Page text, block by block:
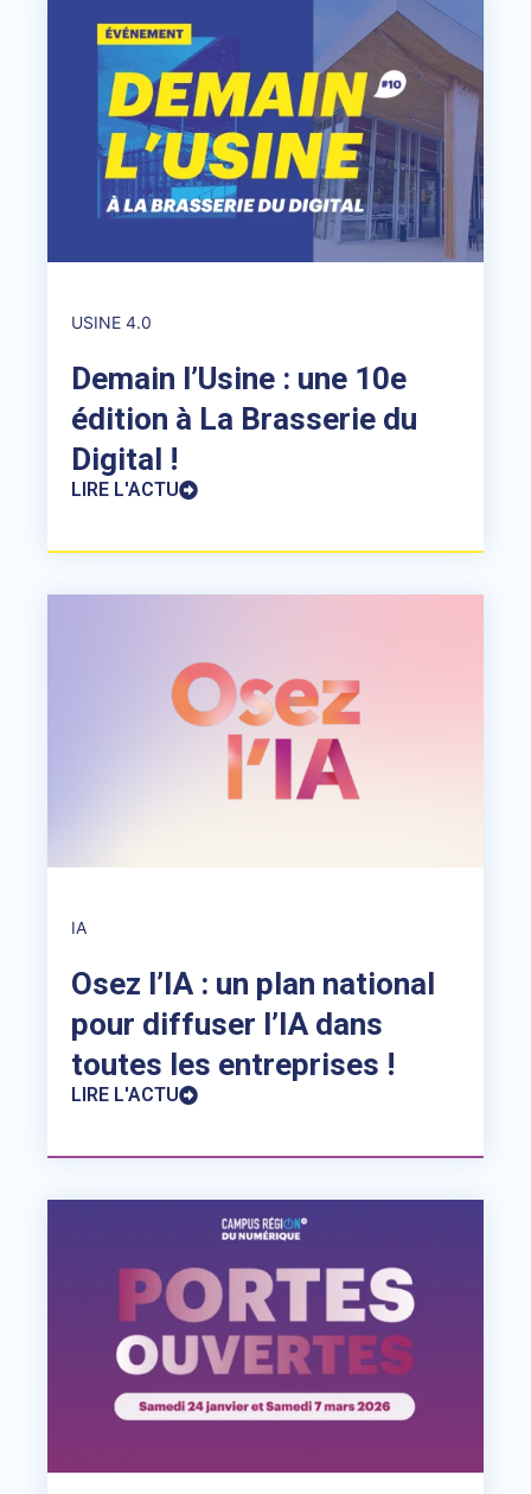
USINE 4.0
Demain l’Usine : une 10e
édition à La Brasserie du
Digital !
LIRE L'ACTU
IA
Osez l’IA : un plan national
pour diffuser l’IA dans
toutes les entreprises !
LIRE L'ACTU